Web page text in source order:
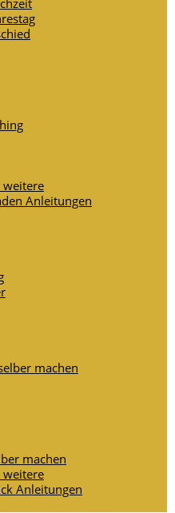
weitere
Anleitungen
machen
machen
weitere
Anleitungen